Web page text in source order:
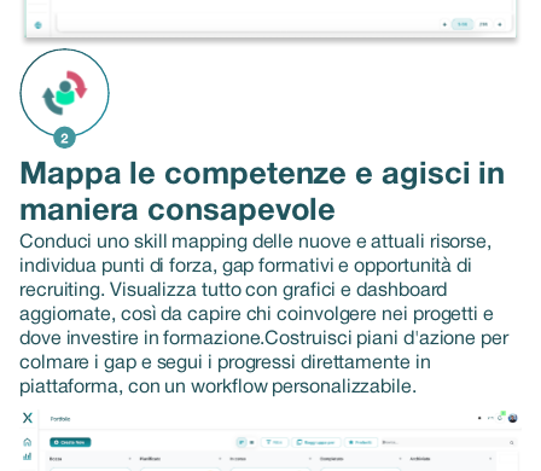
Mappa le competenze e agisci in
maniera consapevole
Conduci uno skill mapping delle nuove e attuali risorse,
individua punti di forza, gap formativi e opportunità di
recruiting. Visualizza tutto con grafici e dashboard
aggiornate, così da capire chi coinvolgere nei progetti e
dove investire in formazione.Costruisci piani d'azione per
colmare i gap e segui i progressi direttamente in
piattaforma, con un workflow personalizzabile.